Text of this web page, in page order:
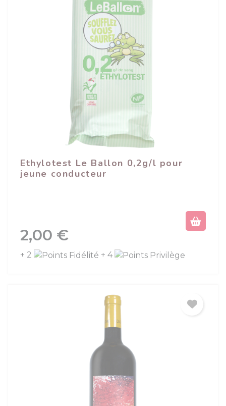
Ethylotest Le Ballon 0,2g/l pour
jeune conducteur
Prix
2,00 €
+ 2 + 4